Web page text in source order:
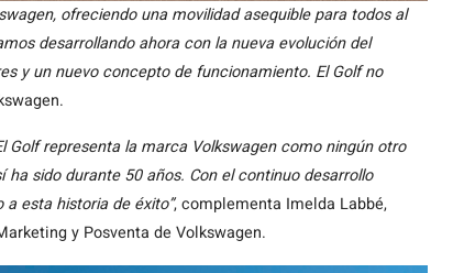
ofreciendo una movilidad asequible para todos al
desarrollando ahora con la nueva evolución del
y un nuevo concepto de funcionamiento. El Golf no
Golf representa la marca Volkswagen como ningún otro
sido durante 50 años. Con el continuo desarrollo
esta historia de éxito”, complementa Imelda Labbé,
y Posventa de Volkswagen.